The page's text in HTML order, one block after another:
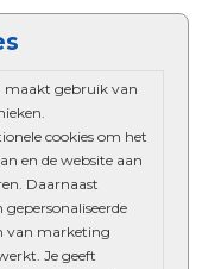
maakt gebruik van
cookies om het
en de website aan
Daarnaast
van marketing
Je geeft